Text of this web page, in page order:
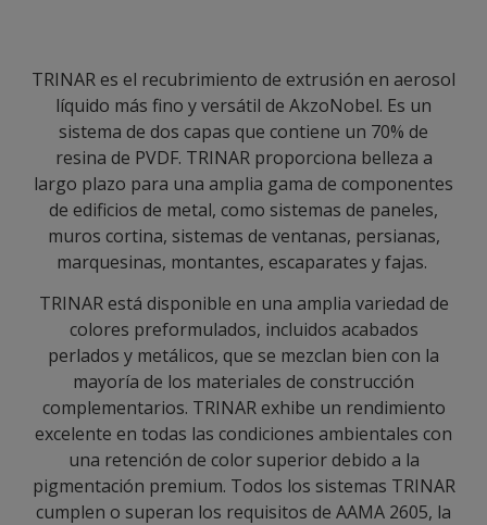
TRINAR es el recubrimiento de extrusión en aerosol
líquido más fino y versátil de AkzoNobel. Es un
sistema de dos capas que contiene un 70% de
resina de PVDF. TRINAR proporciona belleza a
largo plazo para una amplia gama de componentes
de edificios de metal, como sistemas de paneles,
muros cortina, sistemas de ventanas, persianas,
marquesinas, montantes, escaparates y fajas.
TRINAR está disponible en una amplia variedad de
colores preformulados, incluidos acabados
perlados y metálicos, que se mezclan bien con la
mayoría de los materiales de construcción
complementarios. TRINAR exhibe un rendimiento
excelente en todas las condiciones ambientales con
una retención de color superior debido a la
pigmentación premium. Todos los sistemas TRINAR
cumplen o superan los requisitos de AAMA 2605, la